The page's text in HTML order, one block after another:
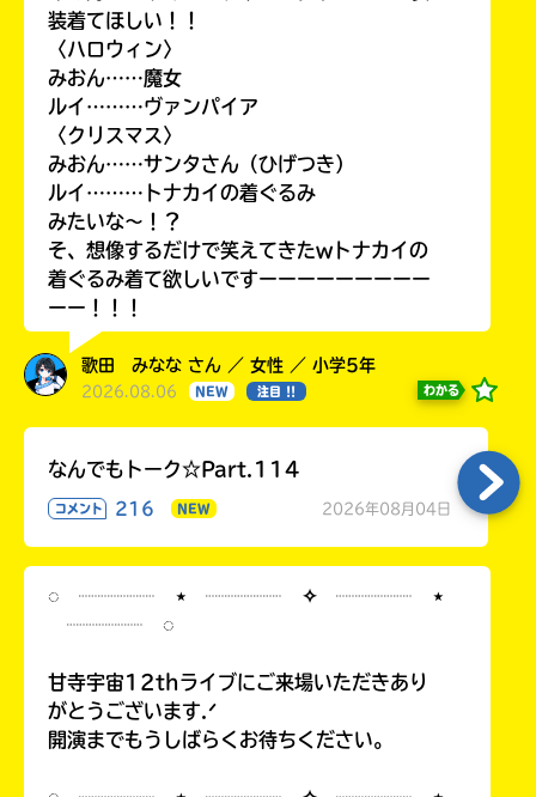
装着てほしい！！
〈ハロウィン〉
みおん……魔女
ルイ………ヴァンパイア
〈クリスマス〉
みおん……サンタさん（ひげつき）
ルイ………トナカイの着ぐるみ
みたいな〜！？
そ、想像するだけで笑えてきたwトナカイの
着ぐるみ着て欲しいですーーーーーーーーー
ーー！！！
歌田 みなな さん ／ 女性 ／ 小学5年
2026.08.06 NEW 注目 !! わかる
なんでもトーク☆Part.114
コメント 216 NEW 2026年08月04日
◌ ┈┈┈┈ ⋆ ┈┈┈┈ ✧ ┈┈┈┈ ⋆
┈┈┈┈ ◌
甘寺宇宙12thライブにご来場いただきあり
がとうございます.ᐟ
開演までもうしばらくお待ちください。